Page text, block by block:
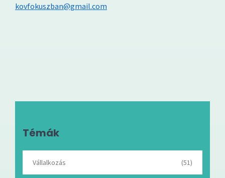
kovfokuszban@gmail.com
Témák
Vállalkozás (51)